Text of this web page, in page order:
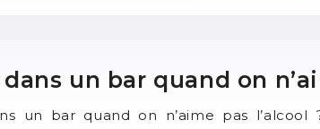
un bar quand on
un bar quand on n’aime pas